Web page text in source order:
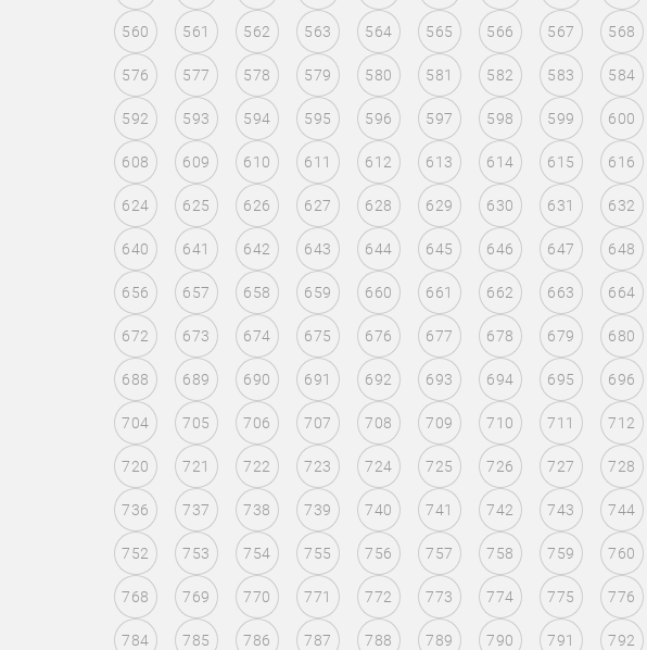
560 561 562 563 564 565 566 567 568
576 577 578 579 580 581 582 583 584
592 593 594 595 596 597 598 599 600
608 609 610 611 612 613 614 615 616
624 625 626 627 628 629 630 631 632
640 641 642 643 644 645 646 647 648
656 657 658 659 660 661 662 663 664
672 673 674 675 676 677 678 679 680
688 689 690 691 692 693 694 695 696
704 705 706 707 708 709 710 711 712
720 721 722 723 724 725 726 727 728
736 737 738 739 740 741 742 743 744
752 753 754 755 756 757 758 759 760
768 769 770 771 772 773 774 775 776
784 785 786 787 788 789 790 791 792